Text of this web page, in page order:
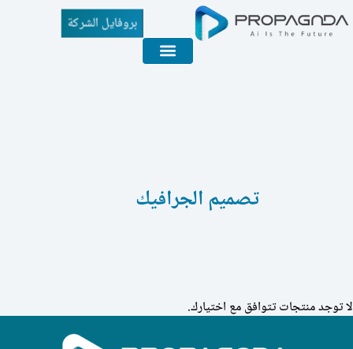
بروفايل الشركة
تصميم الجرافيك
لا توجد منتجات تتوافق مع اختيارك.